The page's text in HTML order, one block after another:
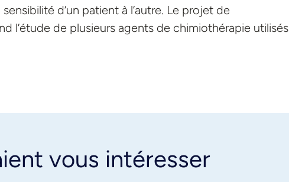
d’un patient à l’autre. Le projet de
l’étude de plusieurs agents de chimiothérapie utilisés
vous intéresser